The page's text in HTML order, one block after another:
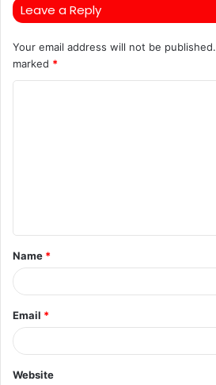
Leave a Reply
Your email address will not be published.
marked *
t
*
Name *
Email *
Website